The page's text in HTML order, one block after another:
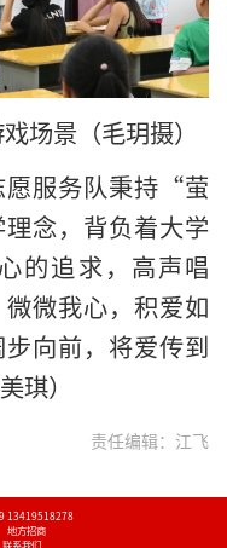
场景（毛玥摄）
愿服务队秉持“萤
念，背负着大学
的追求，高声唱
微我心，积爱如
向前，将爱传到
琪）
责任编辑：江飞
13419518278
地方招商
联系我们